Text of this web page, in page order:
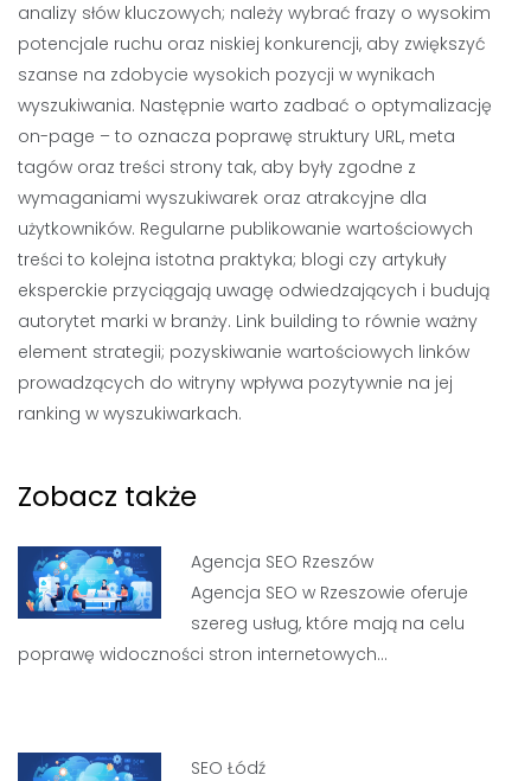
analizy słów kluczowych; należy wybrać frazy o wysokim
potencjale ruchu oraz niskiej konkurencji, aby zwiększyć
szanse na zdobycie wysokich pozycji w wynikach
wyszukiwania. Następnie warto zadbać o optymalizację
on-page – to oznacza poprawę struktury URL, meta
tagów oraz treści strony tak, aby były zgodne z
wymaganiami wyszukiwarek oraz atrakcyjne dla
użytkowników. Regularne publikowanie wartościowych
treści to kolejna istotna praktyka; blogi czy artykuły
eksperckie przyciągają uwagę odwiedzających i budują
autorytet marki w branży. Link building to równie ważny
element strategii; pozyskiwanie wartościowych linków
prowadzących do witryny wpływa pozytywnie na jej
ranking w wyszukiwarkach.
Zobacz także
Agencja SEO Rzeszów
Agencja SEO w Rzeszowie oferuje
szereg usług, które mają na celu
poprawę widoczności stron internetowych…
SEO Łódź